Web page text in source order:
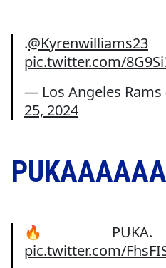
.@Kyrenwilliams23
pic.twitter.com/
— Los Angeles Rams
25, 2024
🔥 PUKA.
pic.twitter.com/